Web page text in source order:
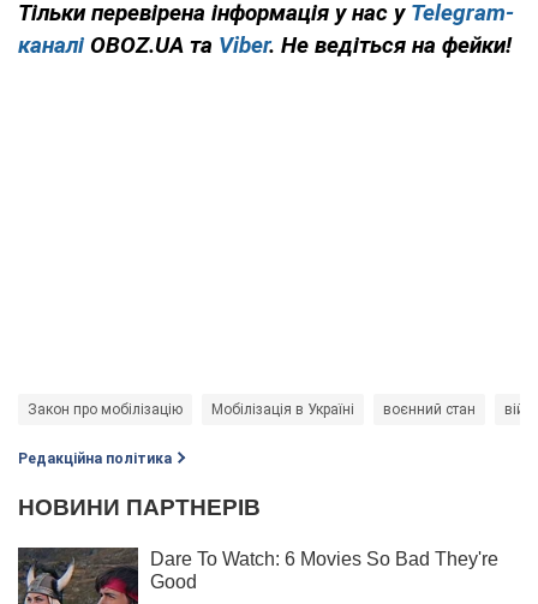
Тільки перевірена інформація у нас у Telegram-
каналі OBOZ.UA та Viber. Не ведіться на фейки!
Закон про мобілізацію Мобілізація в Україні воєнний стан
Редакційна політика